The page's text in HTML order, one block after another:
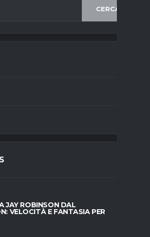
CERCA
JAY ROBINSON DAL
VELOCITÀ E FANTASIA PER